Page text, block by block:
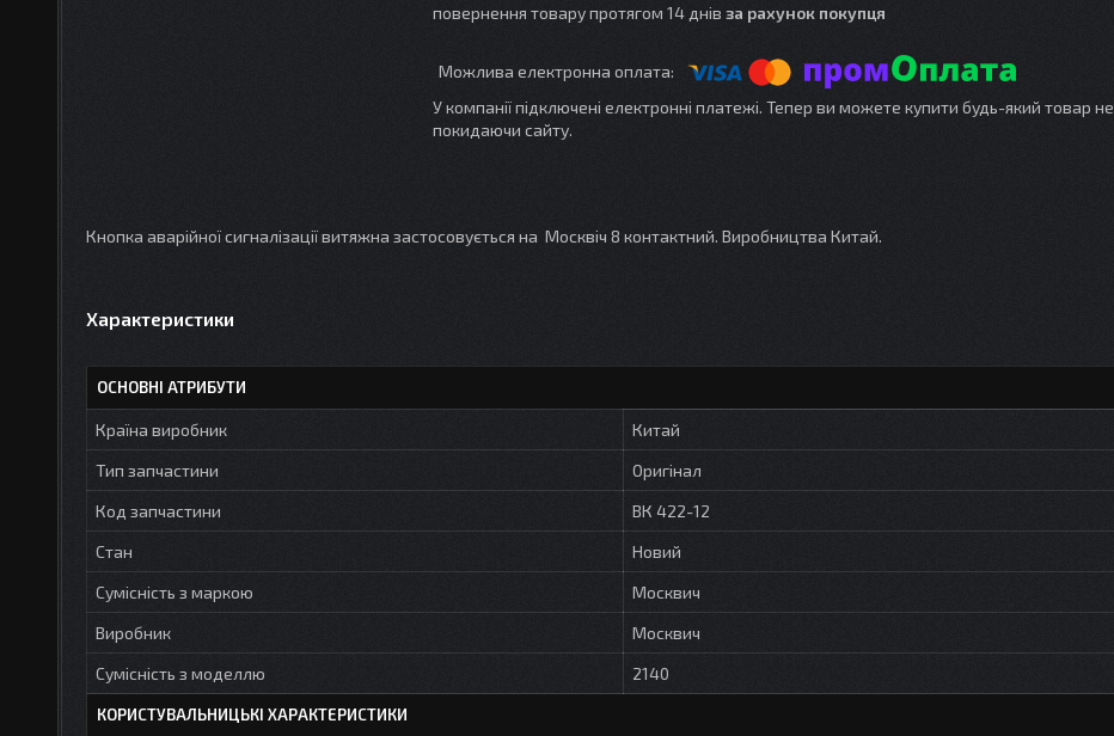
повернення товару протягом 14 днів за рахунок покупця
У компанії підключені електронні платежі. Тепер ви можете купити будь-який товар не
покидаючи сайту.
Кнопка аварійної сигналізації витяжна застосовується на Москвіч 8 контактний. Виробництва Китай.
Характеристики
ОСНОВНІ АТРИБУТИ
Країна виробник
Китай
Тип запчастини
Оригінал
Код запчастини
ВК 422-12
Стан
Новий
Сумісність з маркою
Москвич
Виробник
Москвич
Сумісність з моделлю
2140
КОРИСТУВАЛЬНИЦЬКІ ХАРАКТЕРИСТИКИ